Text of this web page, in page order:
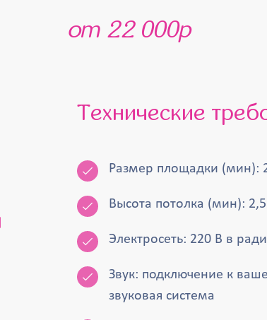
от 22 000р
Технические
Размер площадки (мин):
Высота потолка (мин):
Электросеть: 220 В в
Звук: подключение к
звуковая система